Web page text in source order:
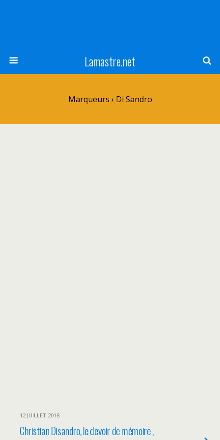
Lamastre.net
Marqueurs › Di Sandro
12 JUILLET 2018
Christian Disandro, le devoir de mémoire ,